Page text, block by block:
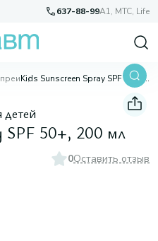
637-88-99A1, МТС, Life
Kids Sunscreen Spray SPF 50+, 200 мл
SPF 50+, 200 мл
0Оставить отзыв